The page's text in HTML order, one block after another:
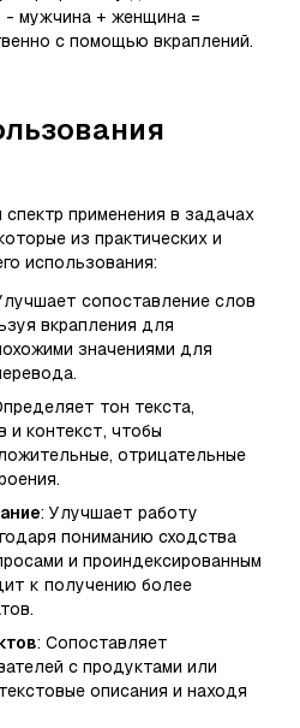
- мужчина + женщина =
с помощью вкраплений.
применения в задачах
из практических и
использования:
сопоставление слов
вкрапления для
значениями для
тон текста,
и контекст, чтобы
отрицательные
: Улучшает работу
пониманию сходства
и проиндексированным
к получению более
: Сопоставляет
с продуктами или
описания и находя